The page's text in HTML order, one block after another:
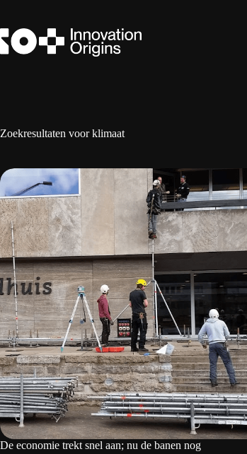
de
inhoud
Zoekresultaten voor klimaat
De economie trekt snel aan; nu de banen nog